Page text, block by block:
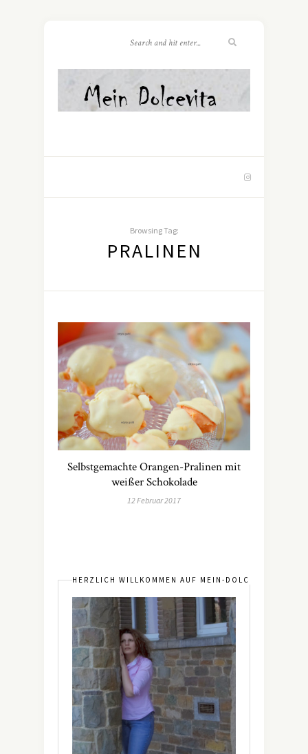
Browsing Tag:
PRALINEN
Selbstgemachte Orangen-Pralinen mit
weißer Schokolade
12 Februar 2017
HERZLICH WILLKOMMEN AUF MEIN-DOLCEVITA.DE